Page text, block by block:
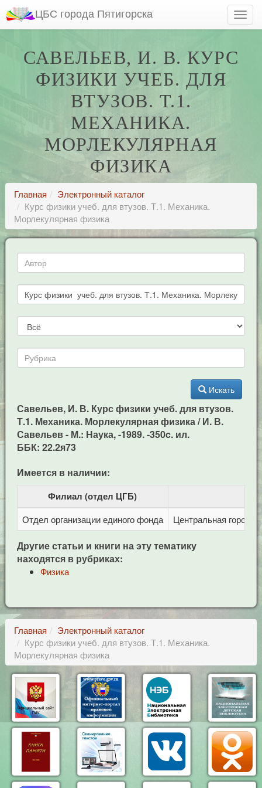
ЦБС города Пятигорска
САВЕЛЬЕВ, И. В. КУРС
ФИЗИКИ УЧЕБ. ДЛЯ
ВТУЗОВ. Т.1.
МЕХАНИКА.
МОРЛЕКУЛЯРНАЯ
ФИЗИКА
Главная
Электронный каталог
Курс физики учеб. для втузов. Т.1. Механика.
Морлекулярная физика
Искать
Савельев, И. В. Курс физики учеб. для втузов.
Т.1. Механика. Морлекулярная физика / И. В.
Савельев - М.: Наука, -1989. -350c. ил.
ББК: 22.2я73
Имеется в наличии:
Филиал (отдел ЦГБ)
Отдел организации единого фонда Центральная
Другие статьи и книги на эту тематику
находятся в рубриках:
Физика
Главная
Электронный каталог
Курс физики учеб. для втузов. Т.1. Механика.
Морлекулярная физика